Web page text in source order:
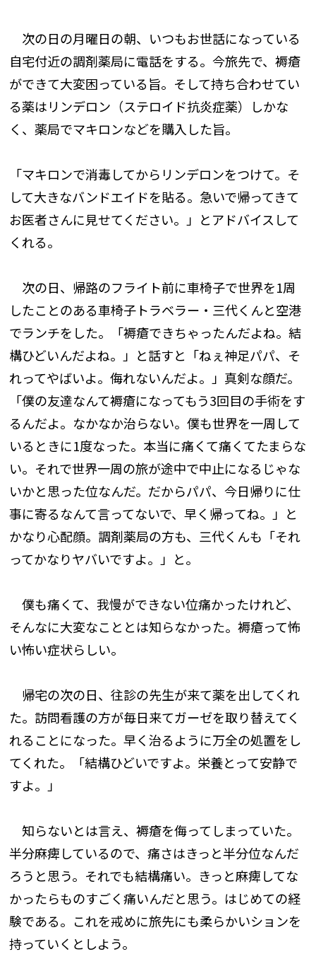
次の日の月曜日の朝、いつもお世話になっている
自宅付近の調剤薬局に電話をする。今旅先で、褥瘡
ができて大変困っている旨。そして持ち合わせてい
る薬はリンデロン（ステロイド抗炎症薬）しかな
く、薬局でマキロンなどを購入した旨。
「マキロンで消毒してからリンデロンをつけて。そ
して大きなバンドエイドを貼る。急いで帰ってきて
お医者さんに見せてください。」とアドバイスして
くれる。
次の日、帰路のフライト前に車椅子で世界を1周
したことのある車椅子トラベラー・三代くんと空港
でランチをした。「褥瘡できちゃったんだよね。結
構ひどいんだよね。」と話すと「ねぇ神足パパ、そ
れってやばいよ。侮れないんだよ。」真剣な顔だ。
「僕の友達なんて褥瘡になってもう3回目の手術をす
るんだよ。なかなか治らない。僕も世界を一周して
いるときに1度なった。本当に痛くて痛くてたまらな
い。それで世界一周の旅が途中で中止になるじゃな
いかと思った位なんだ。だからパパ、今日帰りに仕
事に寄るなんて言ってないで、早く帰ってね。」と
かなり心配顔。調剤薬局の方も、三代くんも「それ
ってかなりヤバいですよ。」と。
僕も痛くて、我慢ができない位痛かったけれど、
そんなに大変なこととは知らなかった。褥瘡って怖
い怖い症状らしい。
帰宅の次の日、往診の先生が来て薬を出してくれ
た。訪問看護の方が毎日来てガーゼを取り替えてく
れることになった。早く治るように万全の処置をし
てくれた。「結構ひどいですよ。栄養とって安静で
すよ。」
知らないとは言え、褥瘡を侮ってしまっていた。
半分麻痺しているので、痛さはきっと半分位なんだ
ろうと思う。それでも結構痛い。きっと麻痺してな
かったらものすごく痛いんだと思う。はじめての経
験である。これを戒めに旅先にも柔らかいションを
持っていくとしよう。